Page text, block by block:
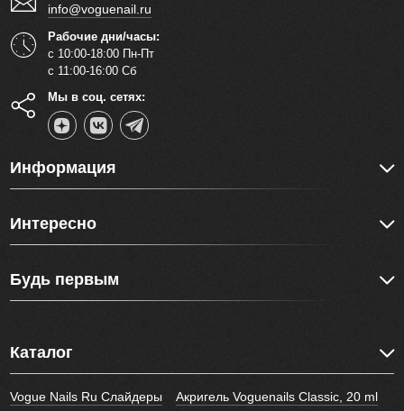
info@voguenail.ru
Рабочие дни/часы:
с 10:00-18:00 Пн-Пт
с 11:00-16:00 Сб
Мы в соц. сетях:
Информация
Интересно
Будь первым
Каталог
Vogue Nails Ru Слайдеры
Акригель Voguenails Classic, 20 ml